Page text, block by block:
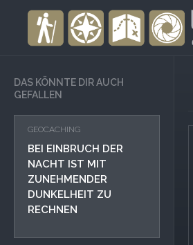
DAS KÖNNTE DIR AUCH
GEFALLEN
GEOCACHING
BEI EINBRUCH DER
NACHT IST MIT
ZUNEHMENDER
DUNKELHEIT ZU
RECHNEN